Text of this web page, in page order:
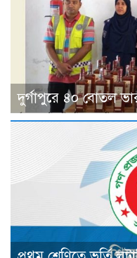
দুর্গাপুরে ৪০ বোতল